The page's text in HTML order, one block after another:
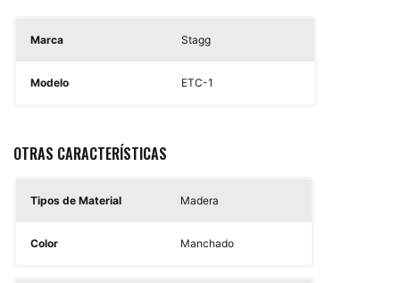
Marca Stagg
Modelo ETC-1
OTRAS CARACTERÍSTICAS
Tipos de Material Madera
Color Manchado